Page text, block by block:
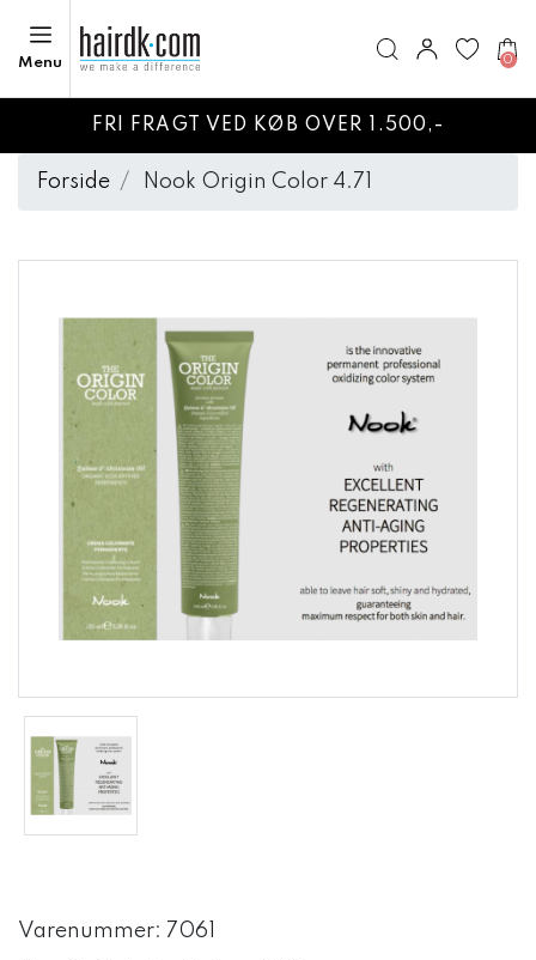
Menu 0
FRI FRAGT VED KØB OVER 1.500,-
Forside Nook Origin Color 4.71
Varenummer: 7061